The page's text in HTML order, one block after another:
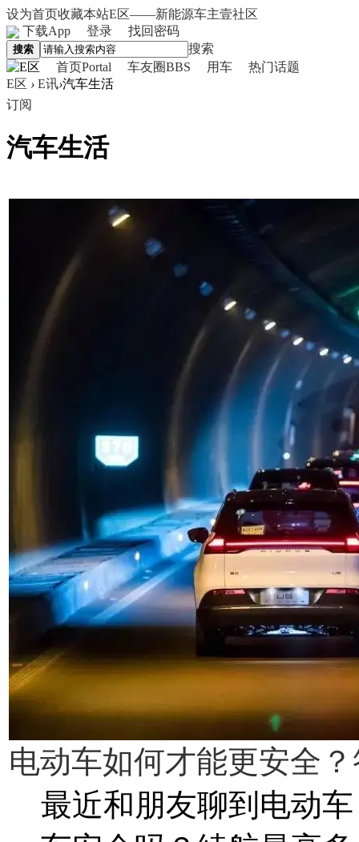
设为首页收藏本站E区——新能源车主壹社区
下载App
登录 找回密码
搜索
搜索
首页Portal 车友圈BBS 用车
热门话题
E区 › E讯›汽车生活
订阅
汽车生活
电动车如何才能更安全
最近和朋友聊到电动